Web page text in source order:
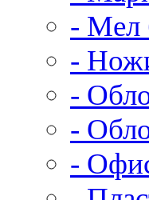
- Мел
-
-
-
-